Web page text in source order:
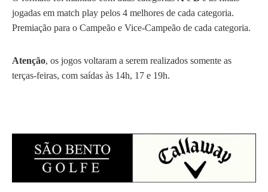
jogadas em match play pelos 4 melhores de cada categoria.
Premiação para o Campeão e Vice-Campeão de cada categoria.
Atenção, os jogos voltaram a serem realizados somente as
terças-feiras, com saídas às 14h, 17 e 19h.